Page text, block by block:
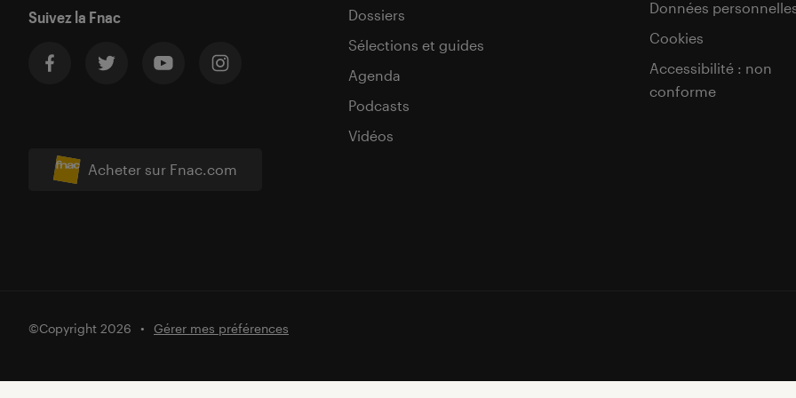
Suivez la Fnac
Acheter sur Fnac.com
Dossiers
Sélections et guides
Agenda
Podcasts
Vidéos
Données
Cookies
Accessibilité : non
conforme
©Copyright 2026 Gérer mes préférences